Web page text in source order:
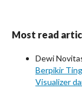
Most read
Dewi
Berpikir
Visualizer